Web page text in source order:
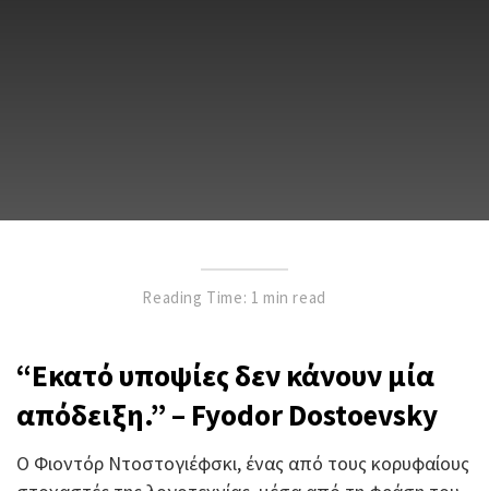
Reading Time: 1 min read
“Εκατό υποψίες δεν κάνουν μία
απόδειξη.” – Fyodor Dostoevsky
Ο Φιοντόρ Ντοστογιέφσκι, ένας από τους κορυφαίους